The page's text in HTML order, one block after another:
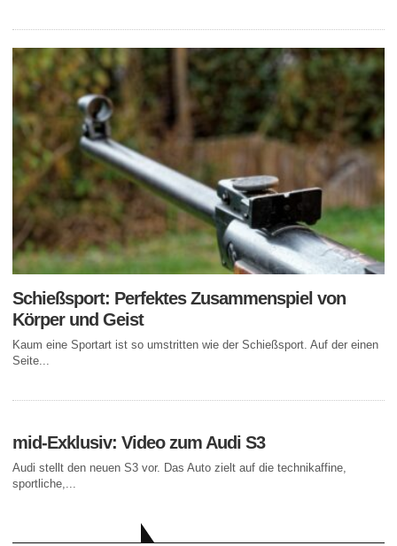
Schießsport: Perfektes Zusammenspiel von
Körper und Geist
Kaum eine Sportart ist so umstritten wie der Schießsport. Auf der einen
Seite...
mid-Exklusiv: Video zum Audi S3
Audi stellt den neuen S3 vor. Das Auto zielt auf die technikaffine,
sportliche,...